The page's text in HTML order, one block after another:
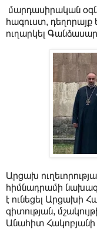
մարդասիրական
հագուստ, դեղորայք
ուղարկել
Արցախ
հիմնադրամի
է ունեցել Արցախի
գիտության,
Անահիտ